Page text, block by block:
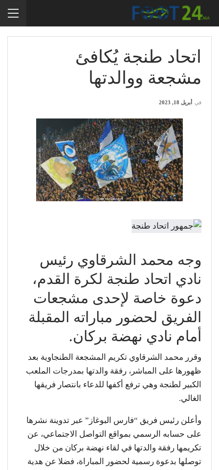
اتحاد طنجة يُكافئ
مشجعة ووالدتها
في أبريل 18, 2023
وجه محمد الشرقاوي رئيس
نادي اتحاد طنجة لكرة القدم،
دعوة خاصة لإحدى مشجعات
الفريق لحضور مباراته المقبلة
أمام نادي نهضة بركان.
وقرر محمد الشرقاوي تكريم المشجعة الطنجاوية بعد
ظهورها على المباشر، رفقة والدتها بمدرجات الملعب
الكبير لطنجة وهي ترفع أكفها للدعاء بانتصار فريقها
الغالي.
وأعلن رئيس فريق “فارس البوغاز” عبر تدوينة نشرها
على حسابه الرسمي بمواقع التواصل الاجتماعي، عن
تكريمها رفقة والدتها في لقاء نهضة بركان من خلال
توصلها بدعوة رسمية لحضور المباراة، فضلا عن هدية